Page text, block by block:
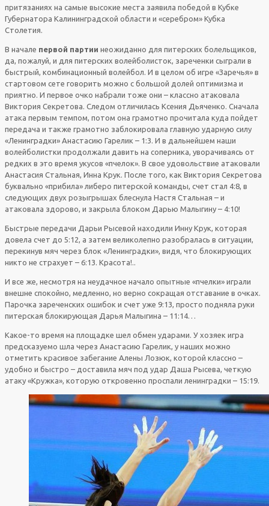
притязаниях на самые высокие места заявила победой в Кубке
Губернатора Калининградской области и «серебром» Кубка
Столетия.
В начале первой партии неожиданно для питерских болельщиков,
да, пожалуй, и для питерских волейболисток, зареченки сыграли в
быстрый, комбинационный волейбол. И в целом об игре «Заречья» в
стартовом сете говорить можно с большой долей оптимизма и
приятно. И первое очко набрали тоже они – классно атаковала
Виктория Секретова. Следом отличилась Ксения Дьяченко. Сначала
атака первым темпом, потом она грамотно прочитала куда пойдет
передача и также грамотно заблокировала главную ударную силу
«Ленинградки» Анастасию Гарелик – 1:3. И в дальнейшем наши
волейболистки продолжали давить на соперника, уворачиваясь от
редких в это время укусов «пчелок». В свое удовольствие атаковали
Анастасия Стальная, Инна Крук. После того, как Виктория Секретова
буквально «прибила» либеро питерской команды, счет стал 4:8, в
следующих двух розыгрышах блеснула Настя Стальная – и
атаковала здорово, и закрыла блоком Дарью Малыгину – 4:10!
Быстрые передачи Дарьи Рысевой находили Инну Крук, которая
довела счет до 5:12, а затем великолепно разобралась в ситуации,
перекинув мяч через блок «Ленинградки», видя, что блокирующих
никто не страхует – 6:13. Красота!..
И все же, несмотря на неудачное начало опытные «пчелки» играли
внешне спокойно, медленно, но верно сокращая отставание в очках.
Парочка зареченских ошибок и счет уже 9:13, просто подняла руки
питерская блокирующая Дарья Малыгина – 11:14…
Какое-то время на площадке шел обмен ударами. У хозяек игра
предсказуемо шла через Анастасию Гарелик, у наших можно
отметить красивое забегание Алены Лозюк, которой классно –
удобно и быстро – доставила мяч под удар Даша Рысева, четкую
атаку «Кружка», которую откровенно проспали ленинградки – 15:19.